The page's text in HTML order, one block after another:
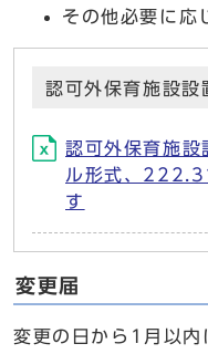
その他必要に応
認可外保育施設設
認可外保育施
ル形式、
す
変更届
変更の日から1月以内